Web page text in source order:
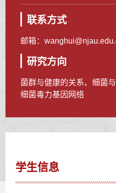
联系方式
邮箱：
研究方向
菌群与健康的关系、细菌
细菌毒力基因网络
学生信息